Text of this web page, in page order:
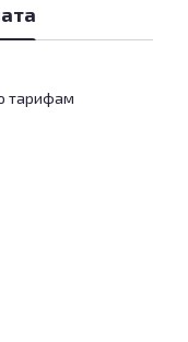
тарифам